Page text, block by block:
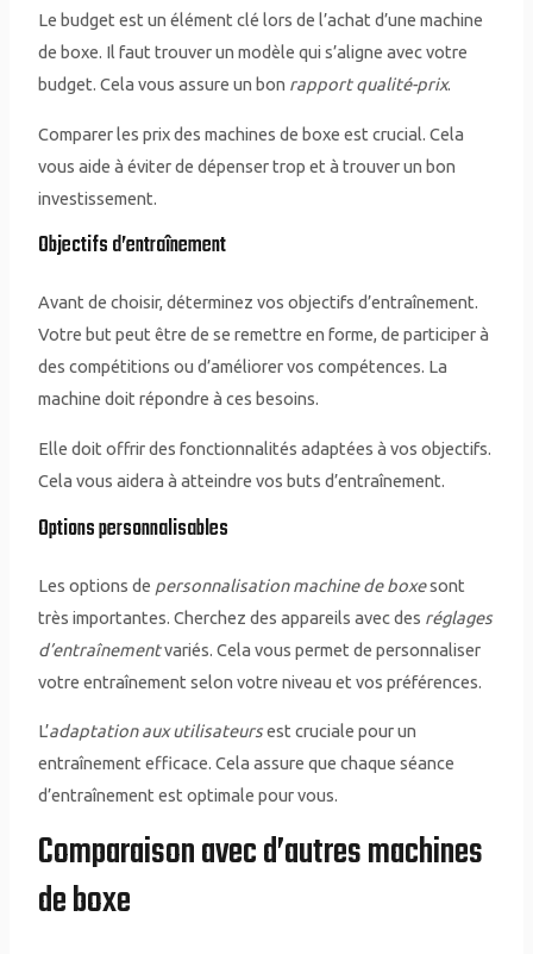
Le budget est un élément clé lors de l’achat d’une machine
de boxe. Il faut trouver un modèle qui s’aligne avec votre
budget. Cela vous assure un bon rapport qualité-prix.
Comparer les prix des machines de boxe est crucial. Cela
vous aide à éviter de dépenser trop et à trouver un bon
investissement.
Objectifs d’entraînement
Avant de choisir, déterminez vos objectifs d’entraînement.
Votre but peut être de se remettre en forme, de participer à
des compétitions ou d’améliorer vos compétences. La
machine doit répondre à ces besoins.
Elle doit offrir des fonctionnalités adaptées à vos objectifs.
Cela vous aidera à atteindre vos buts d’entraînement.
Options personnalisables
Les options de personnalisation machine de boxesont
très importantes. Cherchez des appareils avec des réglages
d’entraînementvariés. Cela vous permet de personnaliser
votre entraînement selon votre niveau et vos préférences.
L’adaptation aux utilisateursest cruciale pour un
entraînement efficace. Cela assure que chaque séance
d’entraînement est optimale pour vous.
Comparaison avec d’autres machines
de boxe